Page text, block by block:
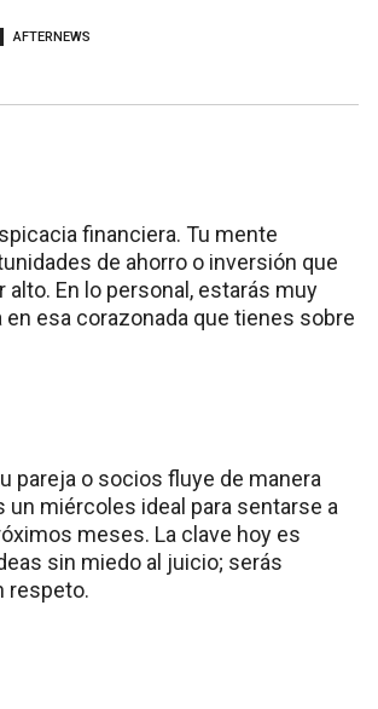
AFTERNEWS
financiera. Tu mente
de ahorro o inversión que
alto. En lo personal, estarás muy
esa corazonada que tienes sobre
pareja o socios fluye de manera
un miércoles ideal para sentarse a
meses. La clave hoy es
sin miedo al juicio; serás
respeto.